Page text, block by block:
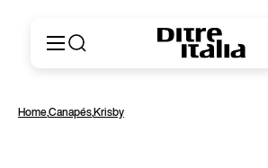
Produits
English
Home,Canapés,Krisby